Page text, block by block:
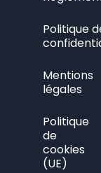
Politique
Mentions
légales
Politique
de
cookies
(UE)